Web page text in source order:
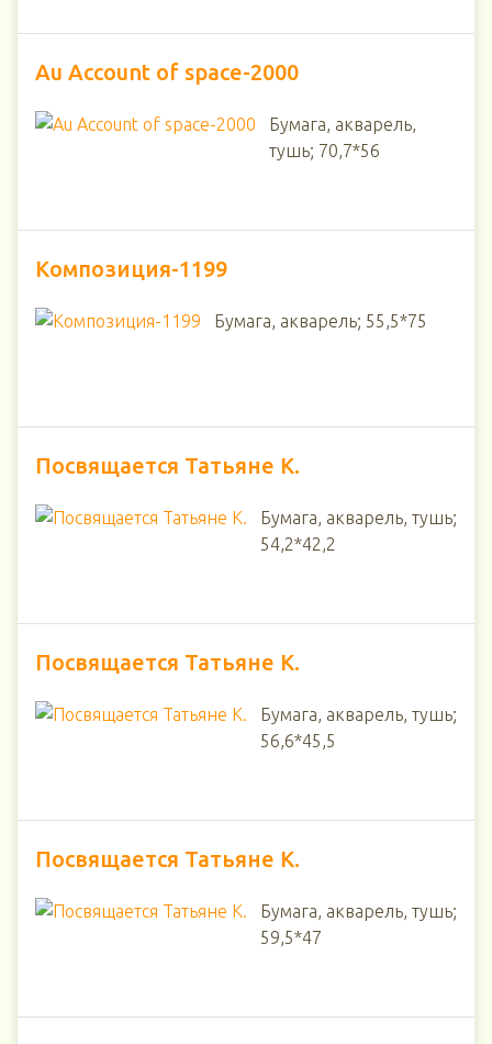
Au Account of space-2000
Бумага, акварель,
тушь; 70,7*56
Композиция-1199
Бумага, акварель; 55,5*75
Посвящается Татьяне К.
Бумага, акварель, тушь;
54,2*42,2
Посвящается Татьяне К.
Бумага, акварель, тушь;
56,6*45,5
Посвящается Татьяне К.
Бумага, акварель, тушь;
59,5*47